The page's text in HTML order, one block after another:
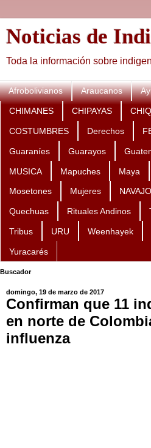
Noticias de
Toda la información sobre
Afrobolivianos Araucanos
CHIMANES CHIPAYAS
COSTUMBRES Derechos
Guaraníes Guarayos
MUSICA Mapuches Maya
Mosetones Mujeres
Quechuas Rituales Andinos
Tribus URU Weenhayek
Yuracarés
Buscador
domingo, 19 de marzo de 2017
Confirman que 11
en norte de
influenza